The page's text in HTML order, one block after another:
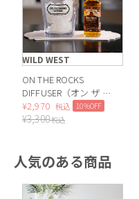
WILD WEST
ON THE ROCKS
DIFFUSER（オン ザ ロ
ックス ディフューザ
ー）WILD WEST
¥2,970 税込 10%OFF
¥3,300税込
人気のある商品